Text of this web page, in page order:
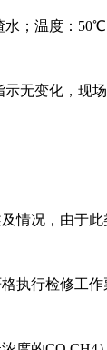
；温度：
无变化，现场
情况，由于
执行检修工